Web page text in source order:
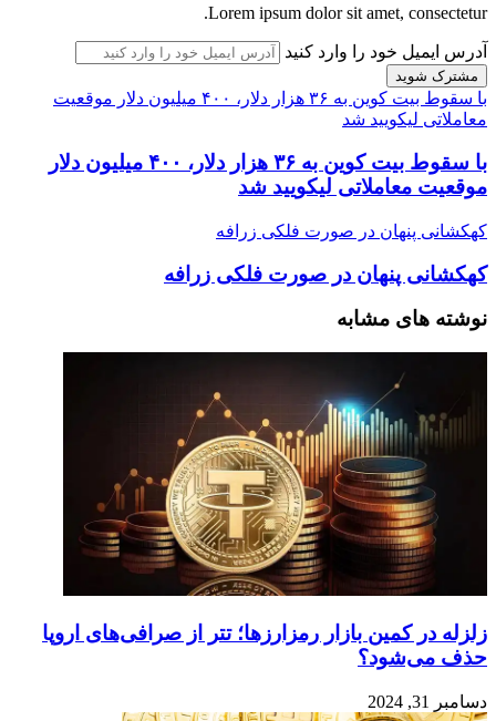
Lorem ipsum dolor sit amet, consectetur.
آدرس ایمیل خود را وارد کنید
با سقوط بیت کوین به ۳۶ هزار دلار، ۴۰۰ میلیون دلار موقعیت
معاملاتی لیکویید شد
با سقوط بیت کوین به ۳۶ هزار دلار، ۴۰۰ میلیون دلار
موقعیت معاملاتی لیکویید شد
کهکشانی پنهان در صورت فلکی زرافه
کهکشانی پنهان در صورت فلکی زرافه
نوشته های مشابه
زلزله در کمین بازار رمزارزها؛ تتر از صرافی‌های اروپا
حذف می‌شود؟
دسامبر 31, 2024